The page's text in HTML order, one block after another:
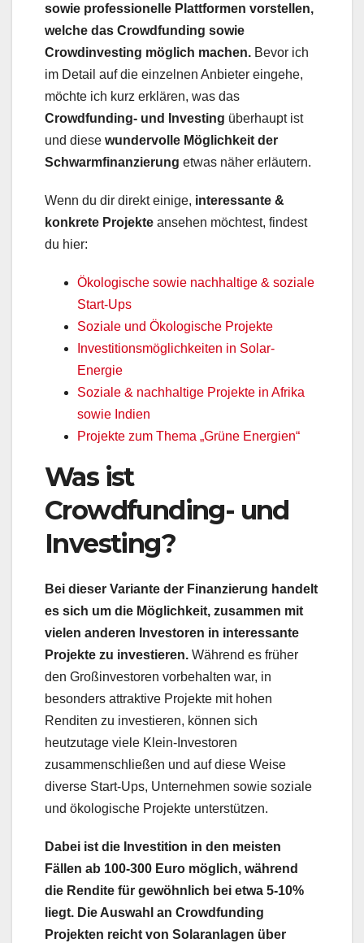
sowie professionelle Plattformen vorstellen,
welche das Crowdfunding sowie
Crowdinvesting möglich machen. Bevor ich
im Detail auf die einzelnen Anbieter eingehe,
möchte ich kurz erklären, was das
Crowdfunding- und Investing überhaupt ist
und diese wundervolle Möglichkeit der
Schwarmfinanzierung etwas näher erläutern.
Wenn du dir direkt einige, interessante &
konkrete Projekte ansehen möchtest, findest
du hier:
Ökologische sowie nachhaltige & soziale
Start-Ups
Soziale und Ökologische Projekte
Investitionsmöglichkeiten in Solar-
Energie
Soziale & nachhaltige Projekte in Afrika
sowie Indien
Projekte zum Thema „Grüne Energien“
Was ist
Crowdfunding- und
Investing?
Bei dieser Variante der Finanzierung handelt
es sich um die Möglichkeit, zusammen mit
vielen anderen Investoren in interessante
Projekte zu investieren. Während es früher
den Großinvestoren vorbehalten war, in
besonders attraktive Projekte mit hohen
Renditen zu investieren, können sich
heutzutage viele Klein-Investoren
zusammenschließen und auf diese Weise
diverse Start-Ups, Unternehmen sowie soziale
und ökologische Projekte unterstützen.
Dabei ist die Investition in den meisten
Fällen ab 100-300 Euro möglich, während
die Rendite für gewöhnlich bei etwa 5-10%
liegt. Die Auswahl an Crowdfunding
Projekten reicht von Solaranlagen über